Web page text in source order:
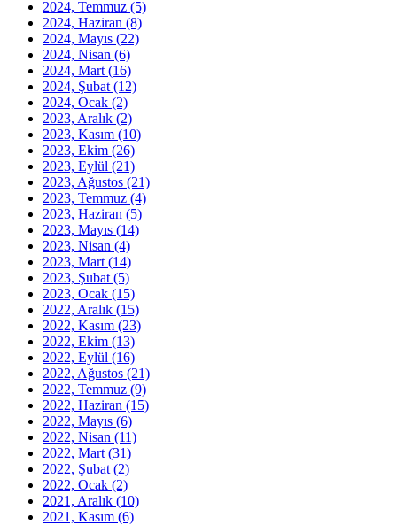
2024, Temmuz (5)
2024, Haziran (8)
2024, Mayıs (22)
2024, Nisan (6)
2024, Mart (16)
2024, Şubat (12)
2024, Ocak (2)
2023, Aralık (2)
2023, Kasım (10)
2023, Ekim (26)
2023, Eylül (21)
2023, Ağustos (21)
2023, Temmuz (4)
2023, Haziran (5)
2023, Mayıs (14)
2023, Nisan (4)
2023, Mart (14)
2023, Şubat (5)
2023, Ocak (15)
2022, Aralık (15)
2022, Kasım (23)
2022, Ekim (13)
2022, Eylül (16)
2022, Ağustos (21)
2022, Temmuz (9)
2022, Haziran (15)
2022, Mayıs (6)
2022, Nisan (11)
2022, Mart (31)
2022, Şubat (2)
2022, Ocak (2)
2021, Aralık (10)
2021, Kasım (6)